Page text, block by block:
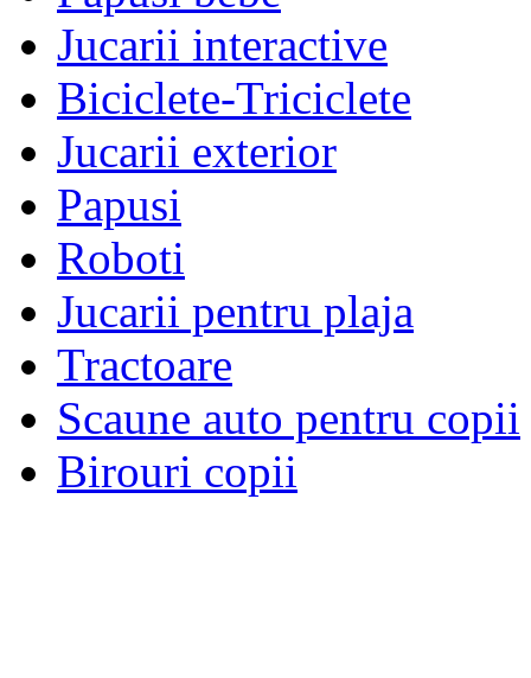
Jucarii interactive
Biciclete-Triciclete
Jucarii exterior
Papusi
Roboti
Jucarii pentru plaja
Tractoare
Scaune auto pentru copii
Birouri copii